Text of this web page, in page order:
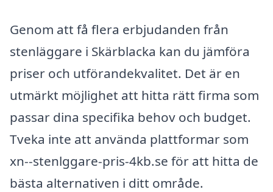
Genom att få flera erbjudanden från
stenläggare i Skärblacka kan du jämföra
priser och utförandekvalitet. Det är en
utmärkt möjlighet att hitta rätt firma som
passar dina specifika behov och budget.
Tveka inte att använda plattformar som
xn--stenlggare-pris-4kb.se för att hitta de
bästa alternativen i ditt område.